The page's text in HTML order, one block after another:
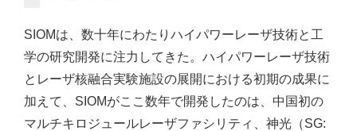
SIOMは、数十年にわたりハイパワーレーザ技術と工
学の研究開発に注力してきた。ハイパワーレーザ技術
とレーザ核融合実験施設の展開における初期の成果に
加えて、SIOMがここ数年で開発したのは、中国初の
マルチキロジュールレーザファシリティ、神光（SG: